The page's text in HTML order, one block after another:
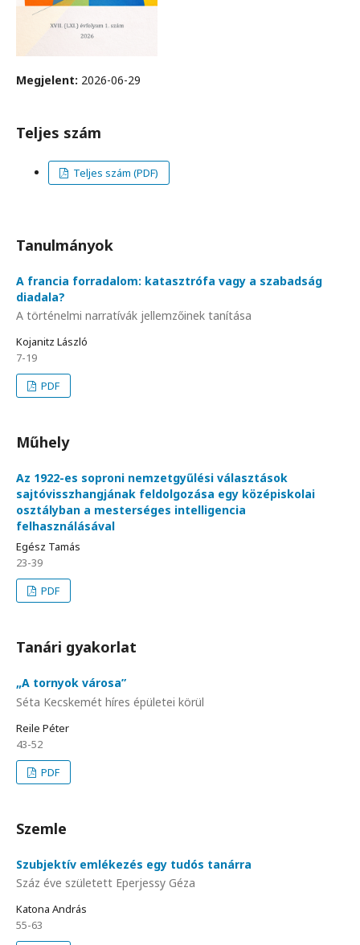
Megjelent: 2026-06-29
Teljes szám
Teljes szám (PDF)
Tanulmányok
A francia forradalom: katasztrófa vagy a szabadság
diadala?
A történelmi narratívák jellemzőinek tanítása
Kojanitz László
7-19
PDF
Műhely
Az 1922-es soproni nemzetgyűlési választások
sajtóvisszhangjának feldolgozása egy középiskolai
osztályban a mesterséges intelligencia
felhasználásával
Egész Tamás
23-39
PDF
Tanári gyakorlat
„A tornyok városa”
Séta Kecskemét híres épületei körül
Reile Péter
43-52
PDF
Szemle
Szubjektív emlékezés egy tudós tanárra
Száz éve született Eperjessy Géza
Katona András
55-63